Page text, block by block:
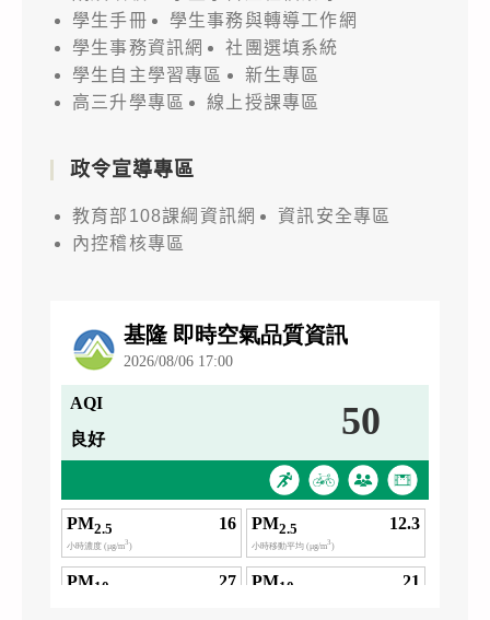
學生手冊
學生事務與轉導工作網
學生事務資訊網
社團選填系統
學生自主學習專區
新生專區
高三升學專區
線上授課專區
政令宣導專區
教育部108課綱資訊網
資訊安全專區
內控稽核專區